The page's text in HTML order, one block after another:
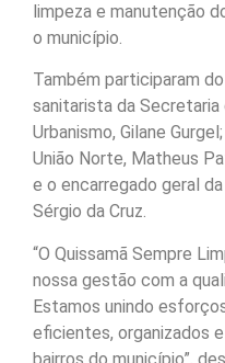
limpeza e manutenção
o município.
Também participaram
sanitarista da Secretaria
Urbanismo, Gilane
União Norte, Matheus
e o encarregado geral
Sérgio da Cruz.
“O Quissamã Sempre
nossa gestão com a
Estamos unindo
eficientes, organizados